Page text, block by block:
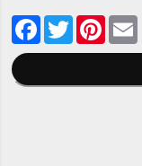
Facebook
Twitter